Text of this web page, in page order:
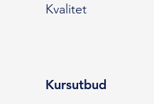
Kvalitet
Kursutbud